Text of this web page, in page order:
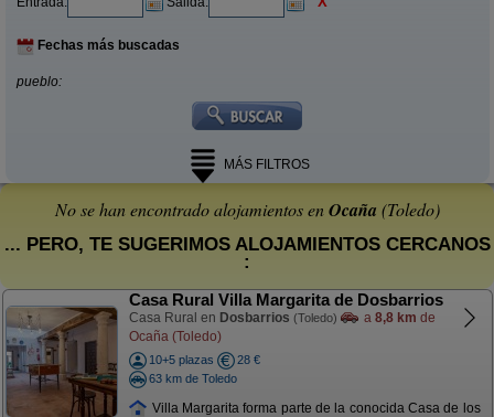
Fechas más buscadas
pueblo:
MÁS FILTROS
No se han encontrado alojamientos enOcaña (Toledo)
... PERO, TE SUGERIMOS ALOJAMIENTOS CERCANOS
:
Casa Rural Villa Margarita de Dosbarrios
Casa Rural en Dosbarrios (Toledo) a 8,8 km de
Ocaña (Toledo)
10+5 plazas
28 €
63 km de Toledo
Villa Margarita forma parte de la conocida Casa de los